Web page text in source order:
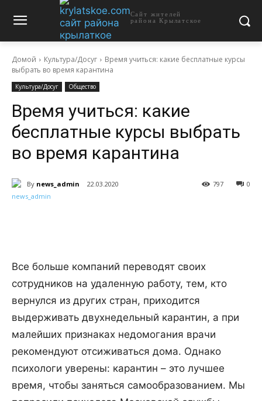
Сайт жителей
района Крылатское
Домой Культура/Досуг
Время учиться: какие бесплатные курсы
выбрать во время карантина
Культура/Досуг Общество
Время учиться: какие
бесплатные курсы выбрать
во время карантина
By news_admin 22.03.2020 0
797
Все больше компаний переводят своих
сотрудников на удаленную работу, тем, кто
вернулся из других стран, приходится
выдерживать двухнедельный карантин, а при
малейших признаках недомогания врачи
рекомендуют отсиживаться дома. Однако
психологи уверены: карантин – это лучшее
время, чтобы заняться самообразованием. Мы